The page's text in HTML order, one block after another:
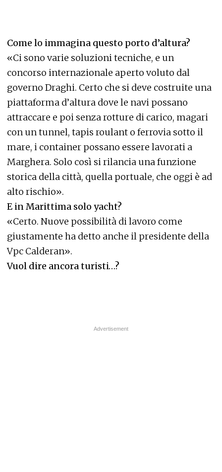
Come lo immagina questo porto d’altura?
«Ci sono varie soluzioni tecniche, e un
concorso internazionale aperto voluto dal
governo Draghi. Certo che si deve costruite una
piattaforma d’altura dove le navi possano
attraccare e poi senza rotture di carico, magari
con un tunnel, tapis roulant o ferrovia sotto il
mare, i container possano essere lavorati a
Marghera. Solo così si rilancia una funzione
storica della città, quella portuale, che oggi è ad
alto rischio».
E in Marittima solo yacht?
«Certo. Nuove possibilità di lavoro come
giustamente ha detto anche il presidente della
Vpc Calderan».
Vuol dire ancora turisti…?